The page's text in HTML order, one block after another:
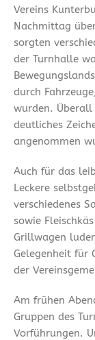
Vereins
Nachmittag
sorgten
der Turnhalle
durch
wurden. Überall
deutliches
angenommen
Auch für das
Leckere
verschiedenes
sowie
Grillwagen
Gelegenheit für
der
Am frühen
Gruppen des
Vorführungen.